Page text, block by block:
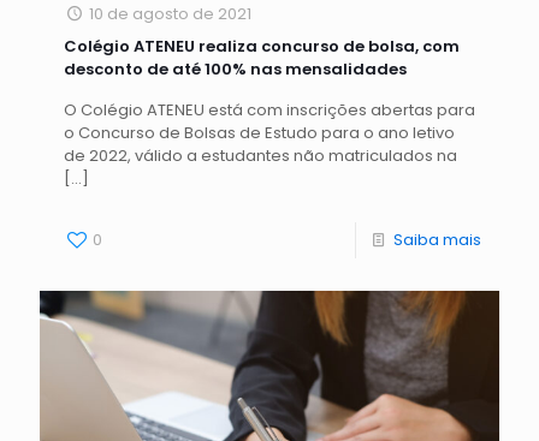
10 de agosto de 2021
Colégio ATENEU realiza concurso de bolsa, com
desconto de até 100% nas mensalidades
O Colégio ATENEU está com inscrições abertas para
o Concurso de Bolsas de Estudo para o ano letivo
de 2022, válido a estudantes não matriculados na
[…]
0 Saiba mais